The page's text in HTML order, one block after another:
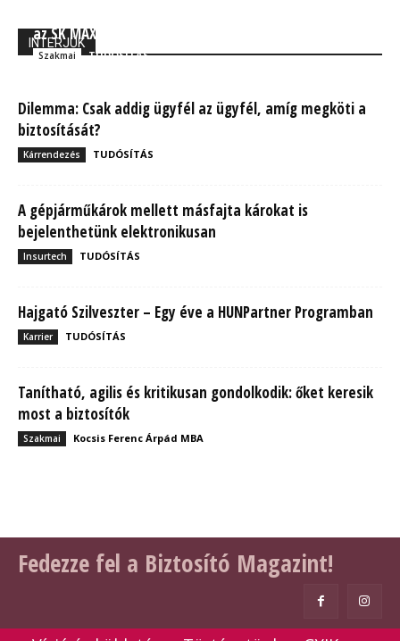
INTERJÚK
az SK MAX – II. rész
Szakmai TUDÓSÍTÁS
Dilemma: Csak addig ügyfél az ügyfél, amíg megköti a
biztosítását?
Kárrendezés TUDÓSÍTÁS
A gépjárműkárok mellett másfajta károkat is
bejelenthetünk elektronikusan
Insurtech TUDÓSÍTÁS
Hajgató Szilveszter – Egy éve a HUNPartner Programban
Karrier TUDÓSÍTÁS
Tanítható, agilis és kritikusan gondolkodik: őket keresik
most a biztosítók
Szakmai Kocsis Ferenc Árpád MBA
Fedezze fel a Biztosító Magazint!